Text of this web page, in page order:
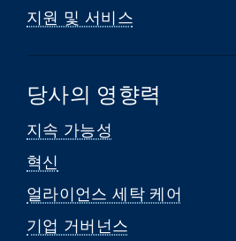
지원 및 서비스
당사의 영향력
지속 가능성
혁신
얼라이언스 세탁 케어
기업 거버넌스